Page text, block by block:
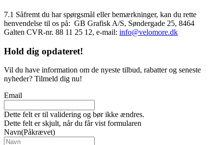
7.1 Såfremt du har spørgsmål eller bemærkninger, kan du rette
henvendelse til os på: GB Grafisk A/S, Søndergade 25, 8464
Galten CVR-nr. 88 11 25 12, e-mail: info@velomore.dk
Hold dig opdateret!
Vil du have information om de nyeste tilbud, rabatter og seneste
nyheder? Tilmeld dig nu!
Email
Dette felt er til validering og bør ikke ændres.
Dette felt er skjult, når du får vist formularen
Navn(Påkrævet)